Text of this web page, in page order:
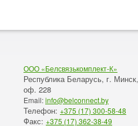
ООО «Белсвязькомплект-К»
Республика Беларусь, г. Минск,
оф. 228
Email:info@belconnect.by
Телефон: +375 (17) 300-58-48
Факс: +375 (17) 362-38-49